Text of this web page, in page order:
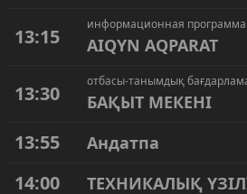
13:15
информационная
AIQYN AQPARAT
13:30
отбасы-танымдық
БАҚЫТ МЕКЕНІ
13:55 Андатпа
14:00 ТЕХНИКАЛЫҚ